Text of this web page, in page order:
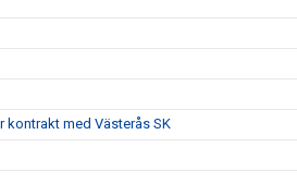
kontrakt med Västerås SK